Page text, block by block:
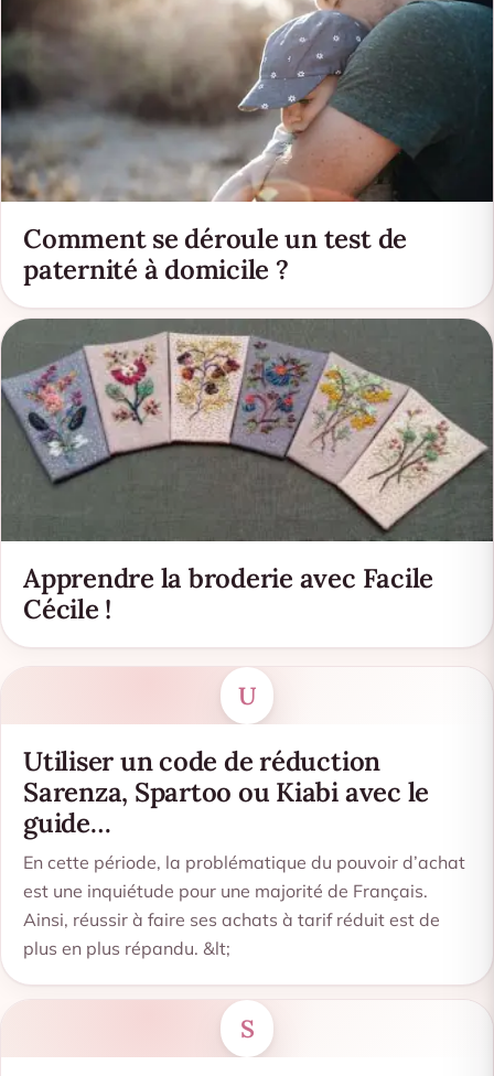
Comment se déroule un test de
paternité à domicile ?
Apprendre la broderie avec Facile
Cécile !
U
Utiliser un code de réduction
Sarenza, Spartoo ou Kiabi avec le
guide…
En cette période, la problématique du pouvoir d’achat
est une inquiétude pour une majorité de Français.
Ainsi, réussir à faire ses achats à tarif réduit est de
plus en plus répandu. &lt;
S